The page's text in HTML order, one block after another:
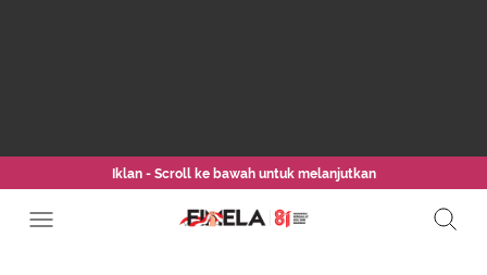
Iklan - Scroll ke bawah untuk melanjutkan